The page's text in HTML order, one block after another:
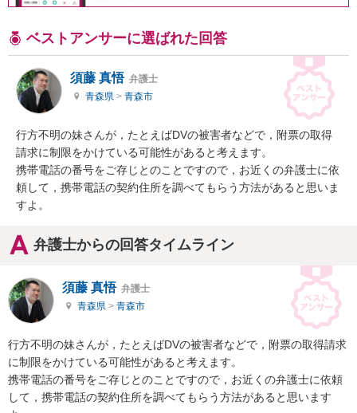
ベストアンサーに選ばれた回答
須藤 真悟 弁護士
青森県 > 青森市
行方不明の妹さんが，たとえばDVの被害者などで，附票の取得
請求に制限をかけている可能性があると考えます。
携帯電話の番号をご存じとのことですので，お近くの弁護士に依
頼して，携帯電話の契約住所を調べてもらう方法があると思いま
すよ。
弁護士からの回答タイムライン
須藤 真悟 弁護士
青森県 > 青森市
行方不明の妹さんが，たとえばDVの被害者などで，附票の取得請求
に制限をかけている可能性があると考えます。
携帯電話の番号をご存じとのことですので，お近くの弁護士に依頼
して，携帯電話の契約住所を調べてもらう方法があると思います